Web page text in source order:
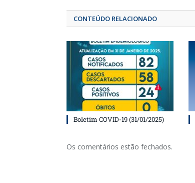
CONTEÚDO RELACIONADO
Boletim COVID-19 (31/01/2025)
Os comentários estão fechados.